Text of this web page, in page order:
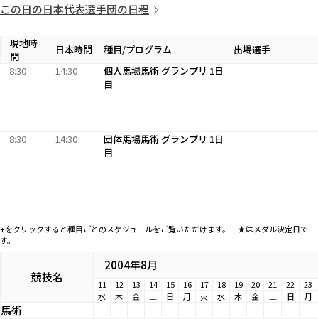
この日の日本代表選手団の日程
現地時
間
日本時間 種目/プログラム
出場選手
8:30
14:30
個人馬場馬術 グランプリ 1日
目
8:30 14:30
団体馬場馬術 グランプリ 1日
目
+をクリックすると種目ごとのスケジュールをご覧いただけます。 ★はメダル決定日で
す。
競技名
2004年8月
11 12 13 14 15 16 17 18 19 20 21 22
23
水
木 金 土 日 月 火 水 木 金 土 日 月
馬術